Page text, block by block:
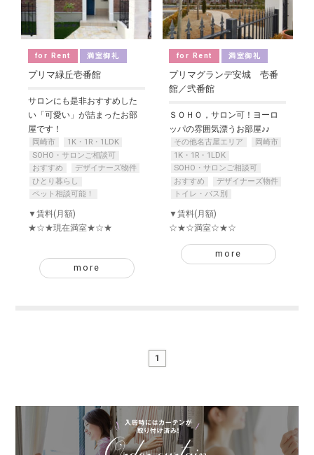
for Rent 満室御礼
プリマ緑丘壱番館
サロンにも是非おすすめした
い「可愛い」が詰まったお部
屋です！
岡崎市
1K・1R・1LDK
SOHO・サロンご相談可
おすすめ
デザイナーズ物件
ひとり暮らし
ペット相談可能！
▼賃料(月額)
★☆★現在満室★☆★
more
for Rent 満室御礼
プリマグランデ安城 壱番
館／弐番館
ＳＯＨＯ，サロン可！ヨーロ
ッパの雰囲気漂うお部屋♪♪
その他名古屋エリア
岡崎市
1K・1R・1LDK
SOHO・サロンご相談可
おすすめ
デザイナーズ物件
トイレ・バス別
▼賃料(月額)
☆★☆満室☆★☆
more
1